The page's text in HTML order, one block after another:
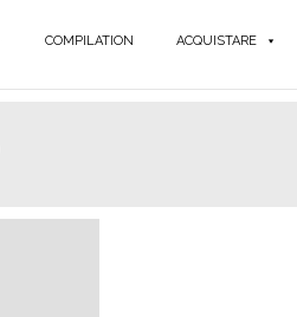
COMPILATION ACQUISTARE